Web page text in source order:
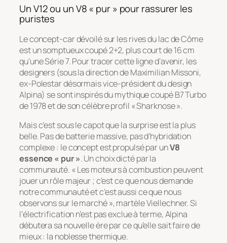
Un V12 ou un V8 « pur » pour rassurer les
puristes
Le concept-car dévoilé sur les rives du lac de Côme
est un somptueux coupé 2+2, plus court de 16 cm
qu’une Série 7. Pour tracer cette ligne d’avenir, les
designers (sous la direction de Maximilian Missoni,
ex-Polestar désormais vice-président du design
Alpina) se sont inspirés du mythique coupé B7 Turbo
de 1978 et de son célèbre profil « Sharknose ».
Mais c’est sous le capot que la surprise est la plus
belle. Pas de batterie massive, pas d’hybridation
complexe : le concept est propulsé par unV8
essence « pur ». Un choix dicté par la
communauté. « Les moteurs à combustion peuvent
jouer un rôle majeur ; c’est ce que nous demande
notre communauté et c’est aussi ce que nous
observons sur le marché», martèle Viellechner. Si
l’électrification n’est pas exclue à terme, Alpina
débutera sa nouvelle ère par ce qu’elle sait faire de
mieux : la noblesse thermique.